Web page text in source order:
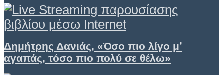
Δημήτρης Δανιάς, «Όσο πιο λίγο μʼ
αγαπάς, τόσο πιο πολύ σε θέλω»